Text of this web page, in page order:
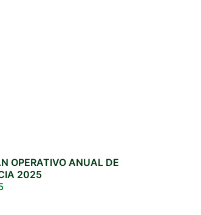
OPERATIVO ANUAL DE
2025